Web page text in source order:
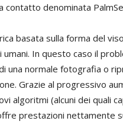
contatto denominata
basata sulla forma del
In questo caso il
una normale fotografia o
Grazie al progressivo
algoritmi (alcuni dei quali
prestazioni nettamente